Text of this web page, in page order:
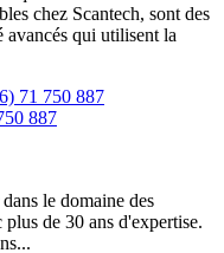
chez Scantech, sont des
avancés qui utilisent la
71 750 887
887
le domaine des
de 30 ans d'expertise.